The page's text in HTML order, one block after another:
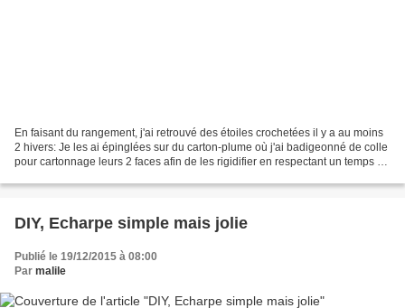
En faisant du rangement, j'ai retrouvé des étoiles crochetées il y a au moins
2 hivers: Je les ai épinglées sur du carton-plume où j'ai badigeonné de colle
pour cartonnage leurs 2 faces afin de les rigidifier en respectant un temps de
DIY, Echarpe simple mais jolie
Publié le 19/12/2015 à 08:00
Par malile